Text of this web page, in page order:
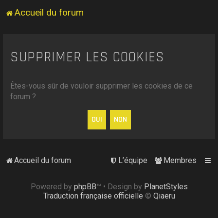
Accueil du forum
SUPPRIMER LES COOKIES
Êtes-vous sûr de vouloir supprimer les cookies de ce
forum ?
Accueil du forum Membres
L’équipe
Powered by phpBB™ • Design by PlanetStyles
Traduction française officielle © Qiaeru